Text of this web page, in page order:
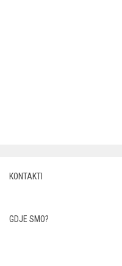
KONTAKTI
GDJE SMO?